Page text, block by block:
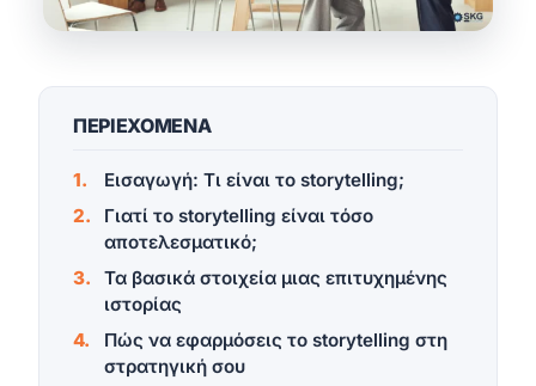
ΠΕΡΙΕΧΟΜΕΝΑ
Εισαγωγή: Τι είναι το storytelling;
Γιατί το storytelling είναι τόσο
αποτελεσματικό;
Τα βασικά στοιχεία μιας επιτυχημένης
ιστορίας
Πώς να εφαρμόσεις το storytelling στη
στρατηγική σου